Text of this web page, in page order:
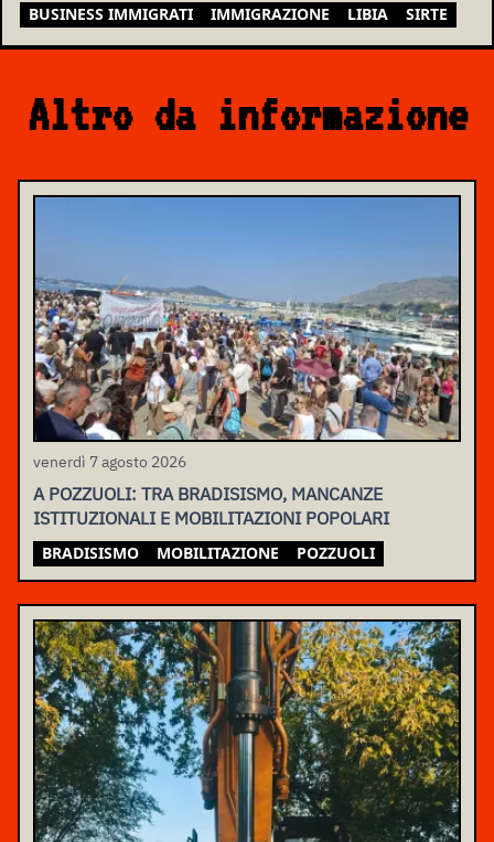
BUSINESS IMMIGRATI IMMIGRAZIONE LIBIA SIRTE
Altro da informazione
venerdì 7 agosto 2026
A POZZUOLI: TRA BRADISISMO, MANCANZE
ISTITUZIONALI E MOBILITAZIONI POPOLARI
BRADISISMO MOBILITAZIONE POZZUOLI